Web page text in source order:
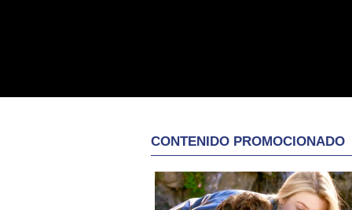
CONTENIDO PROMOCIONADO